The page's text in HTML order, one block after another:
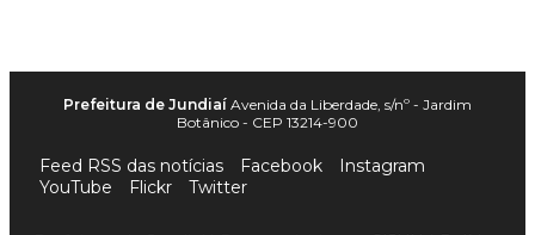
Prefeitura de Jundiaí Avenida da Liberdade, s/nº - Jardim
Botânico - CEP 13214-900
Feed RSS das notícias Facebook
Instagram
YouTube
Flickr Twitter